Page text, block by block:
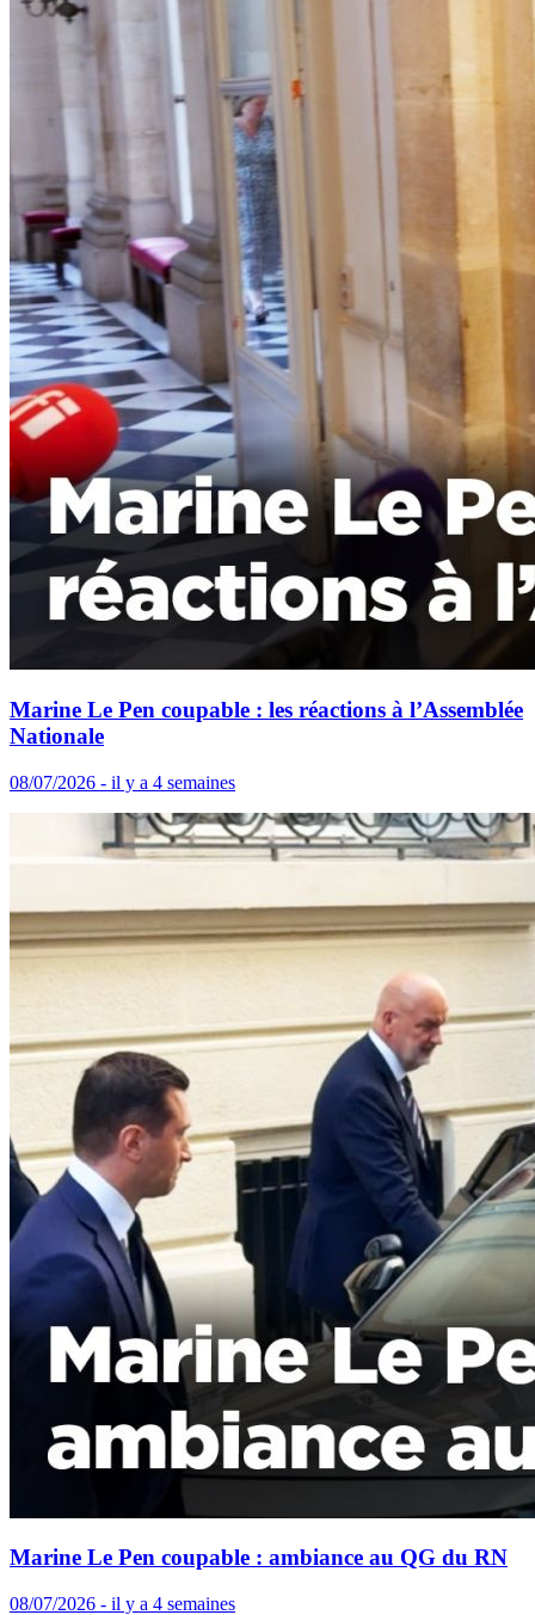
Marine Le Pen coupable : les réactions à l’Assemblée
Nationale
08/07/2026 - il y a 4 semaines
Marine Le Pen coupable : ambiance au QG du RN
08/07/2026 - il y a 4 semaines